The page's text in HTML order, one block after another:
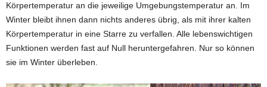
Körpertemperatur an die jeweilige Umgebungstemperatur an. Im
Winter bleibt ihnen dann nichts anderes übrig, als mit ihrer kalten
Körpertemperatur in eine Starre zu verfallen. Alle lebenswichtigen
Funktionen werden fast auf Null heruntergefahren. Nur so können
sie im Winter überleben.